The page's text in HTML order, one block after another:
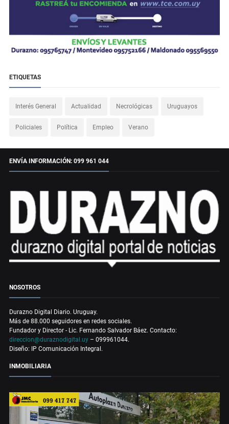
ETIQUETAS
Interés General Actualidad Necrológicas Uruguayos
Policiales Política Empleo Verano
ENVÍA INFORMACIÓN: 099 961 044
NOSOTROS
Durazno Digital Diario. Uruguay.
Más de 88.000 seguidores en redes sociales.
Fundador y Director - Lic. Fernando Salvador Báez. Contacto:
direccion@duraznodigital.uy – 099961044.
Diseño: IP Comunicación Integral.
INMOBILIARIA